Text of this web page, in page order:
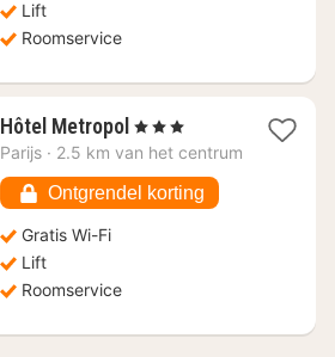
Lift
Roomservice
Hôtel Metropol 1
nacht
€
46,42
, 3 Sterren
Parijs · 2.5 km van het centrum
Ontgrendel korting
Gratis Wi-Fi
Lift
Roomservice